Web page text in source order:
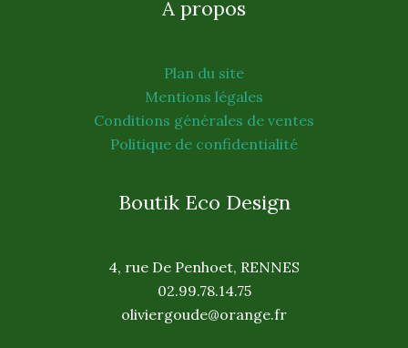
A propos
Plan du site
Mentions légales
Conditions générales de ventes
Politique de confidentialité
Boutik Eco Design
4, rue De Penhoet, RENNES
02.99.78.14.75
oliviergoude@orange.fr